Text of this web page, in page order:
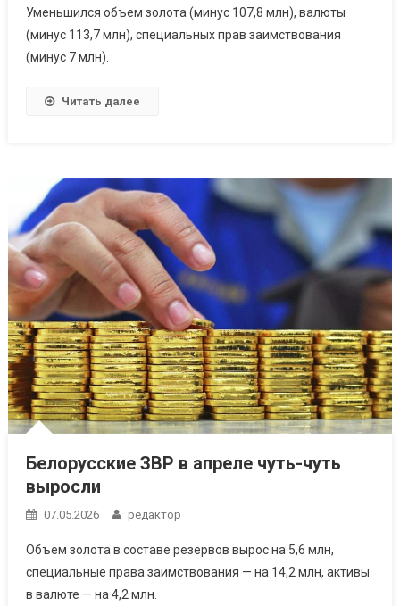
Уменьшился объем золота (минус 107,8 млн), валюты
(минус 113,7 млн), специальных прав заимствования
(минус 7 млн).
Читать далее
Белорусские ЗВР в апреле чуть-чуть
выросли
07.05.2026 редактор
Объем золота в составе резервов вырос на 5,6 млн,
специальные права заимствования — на 14,2 млн, активы
в валюте — на 4,2 млн.